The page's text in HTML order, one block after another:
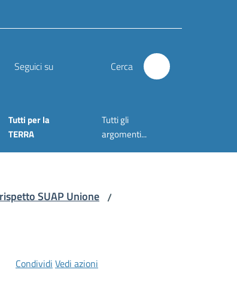
Seguici su Cerca
Tutti per la
TERRA
Tutti gli
argomenti...
SUAP Unione /
Condividi Vedi azioni